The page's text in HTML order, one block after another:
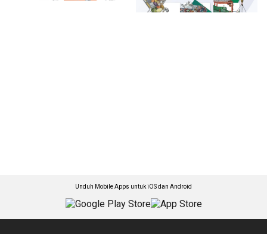
Unduh Mobile Apps untuk iOS dan Android